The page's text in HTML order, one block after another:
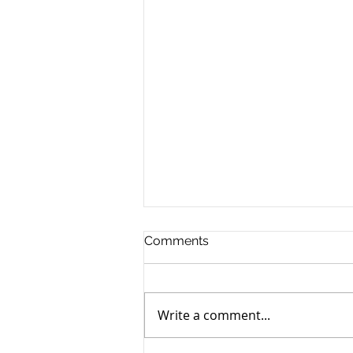
混合家庭的财产传承规划
琼瑶的家庭是一个典型的混合家
实中，很多混合家庭并没有向他们
那样开诚布公地讨论、关注遗产规
Comments
Write a comment...